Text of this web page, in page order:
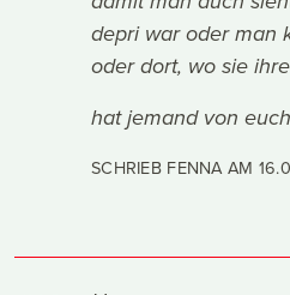
depri war oder man
oder dort, wo sie
hat jemand von
SCHRIEB FENNA AM